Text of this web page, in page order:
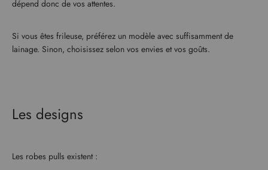
dépend donc de vos attentes.
Si vous êtes frileuse, préférez un modèle avec suffisamment de
lainage. Sinon, choisissez selon vos envies et vos goûts.
Les designs
Les robes pulls existent :